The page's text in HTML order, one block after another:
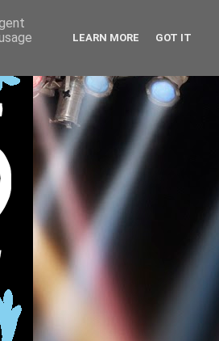
LEARN MORE GOT IT